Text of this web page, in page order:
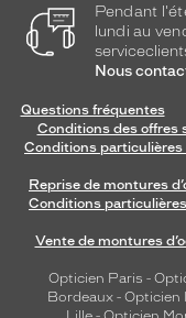
Pendant
lundi au
Nous
Questions fréquentes
Conditions des offres
Conditions particulières
Reprise de montures
Conditions
Vente de montures
Opticien Paris -
Bordeaux- Opticien